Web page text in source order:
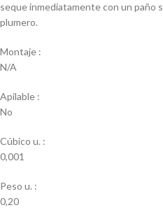
seque inmediatamente con un paño
plumero.
Montaje :
N/A
Apilable :
No
Cúbico u. :
0,001
Peso u. :
0,20